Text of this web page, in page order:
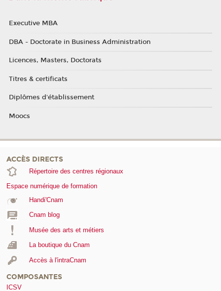
Executive MBA
DBA - Doctorate in Business Administration
Licences, Masters, Doctorats
Titres & certificats
Diplômes d'établissement
Moocs
ACCÈS DIRECTS
Répertoire des centres régionaux
Espace numérique de formation
Handi'Cnam
Cnam blog
Musée des arts et métiers
La boutique du Cnam
Accès à l'intraCnam
COMPOSANTES
ICSV